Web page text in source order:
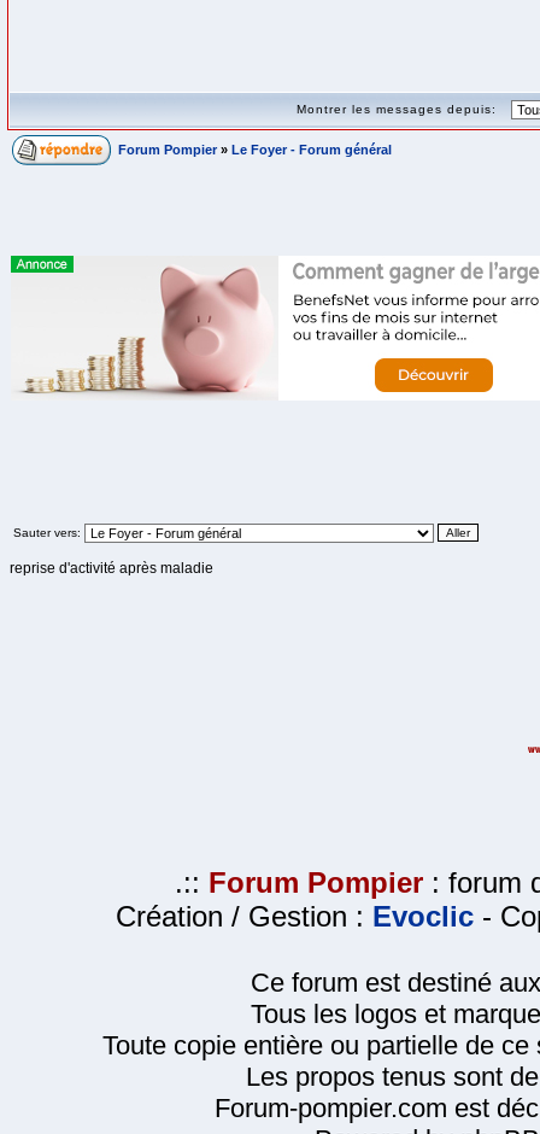
Montrer les messages depuis:
Forum Pompier » Le Foyer - Forum général
Sauter vers:
reprise d'activité après maladie
.:: Forum Pompier : forum
Création / Gestion : Evoclic -
Ce forum est destiné
Tous les logos et
Toute copie entière ou partielle de
Les propos tenus sont
Forum-pompier.com est